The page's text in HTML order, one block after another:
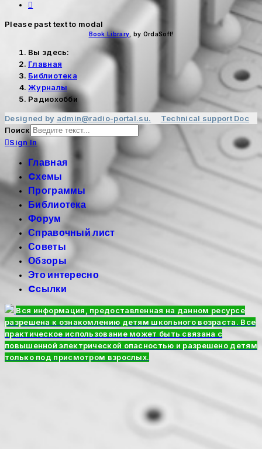
Please past text to modal
Book Library , by OrdaSoft!
Вы здесь:
Главная
Библиотека
Журналы
Радиохобби
Designed by admin@radio-portal.su. Technical support Doc
Поиск
Sign In
Главная
Cхемы
Программы
Библиотека
Форум
Справочный лист
Советы
Обзоры
Это интересно
Cсылки
Вся информация, предоставленная на данном ресурсе
разрешена к ознакомлению детям школьного возраста. Все
практическое использование может быть связана с
повышенной электрической опасностью и разрешено детям
только под присмотром взрослых.